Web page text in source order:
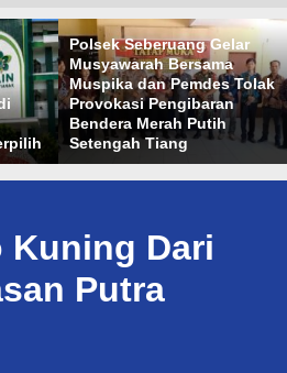
Polsek Seberuang Gelar
Musyawarah Bersama
Muspika dan Pemdes Tolak
Provokasi Pengibaran
Bendera Merah Putih
Setengah Tiang
Kuning Dari
Putra